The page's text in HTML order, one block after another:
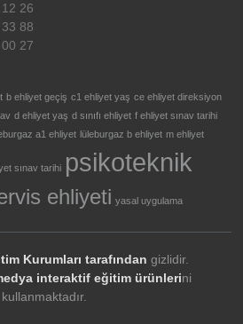
26
88
27
b ehliyet geçiş c1 ehliyet yaş ce ehliyet direksiyon
d ehliyet yaş d sınıfı ehliyet f ehliyet sınav tarihi
a1 ehliyet lüleburgaz b ehliyet m ehliyet
sınav tarihi psikoteknik
ehliyeti yasal uygulama
Kurumları tarafından gizlidir.
interaktif eğitim ürünlerini
kullanmaktadır.